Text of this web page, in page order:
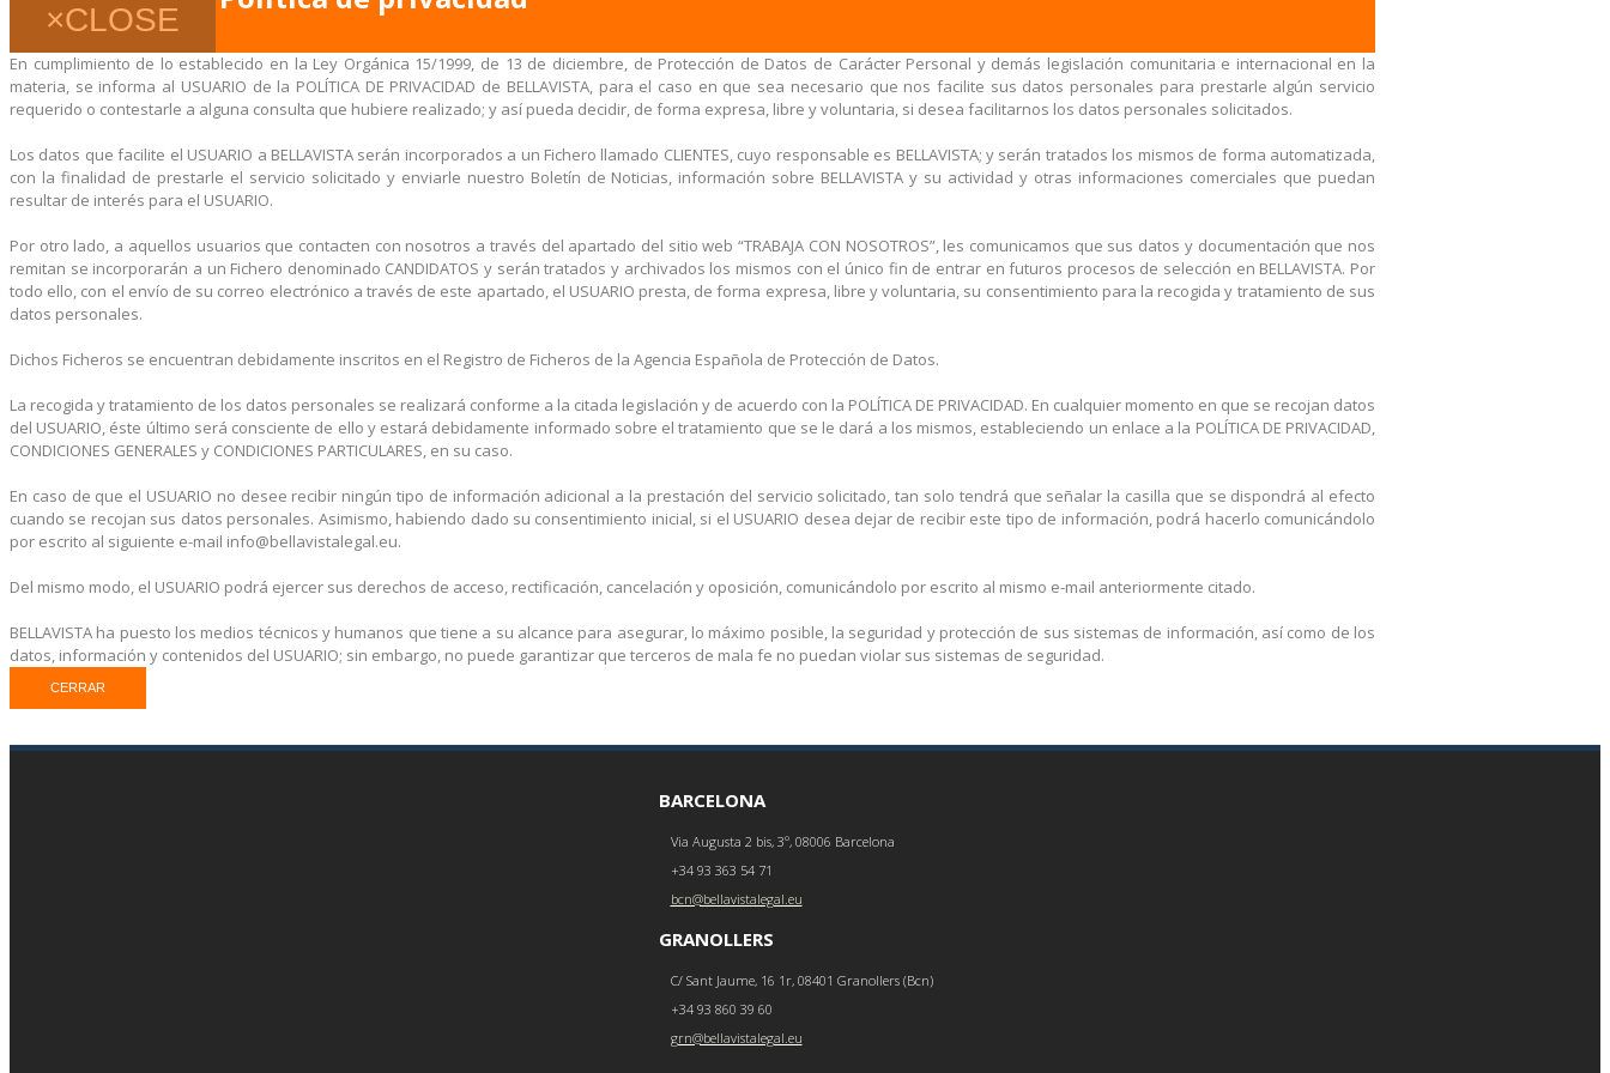
×CLOSE
En cumplimiento de lo establecido en la Ley Orgánica 15/1999, de 13 de diciembre, de Protección de Datos de Carácter Personal y demás legislación comunitaria e internacional en la
materia, se informa al USUARIO de la POLÍTICA DE PRIVACIDAD de BELLAVISTA, para el caso en que sea necesario que nos facilite sus datos personales para prestarle algún servicio
requerido o contestarle a alguna consulta que hubiere realizado; y así pueda decidir, de forma expresa, libre y voluntaria, si desea facilitarnos los datos personales solicitados.
Los datos que facilite el USUARIO a BELLAVISTA serán incorporados a un Fichero llamado CLIENTES, cuyo responsable es BELLAVISTA; y serán tratados los mismos de forma automatizada,
con la finalidad de prestarle el servicio solicitado y enviarle nuestro Boletín de Noticias, información sobre BELLAVISTA y su actividad y otras informaciones comerciales que puedan
resultar de interés para el USUARIO.
Por otro lado, a aquellos usuarios que contacten con nosotros a través del apartado del sitio web “TRABAJA CON NOSOTROS”, les comunicamos que sus datos y documentación que nos
remitan se incorporarán a un Fichero denominado CANDIDATOS y serán tratados y archivados los mismos con el único fin de entrar en futuros procesos de selección en BELLAVISTA. Por
todo ello, con el envío de su correo electrónico a través de este apartado, el USUARIO presta, de forma expresa, libre y voluntaria, su consentimiento para la recogida y tratamiento de sus
datos personales.
Dichos Ficheros se encuentran debidamente inscritos en el Registro de Ficheros de la Agencia Española de Protección de Datos.
La recogida y tratamiento de los datos personales se realizará conforme a la citada legislación y de acuerdo con la POLÍTICA DE PRIVACIDAD. En cualquier momento en que se recojan datos
del USUARIO, éste último será consciente de ello y estará debidamente informado sobre el tratamiento que se le dará a los mismos, estableciendo un enlace a la POLÍTICA DE PRIVACIDAD,
CONDICIONES GENERALES y CONDICIONES PARTICULARES, en su caso.
En caso de que el USUARIO no desee recibir ningún tipo de información adicional a la prestación del servicio solicitado, tan solo tendrá que señalar la casilla que se dispondrá al efecto
cuando se recojan sus datos personales. Asimismo, habiendo dado su consentimiento inicial, si el USUARIO desea dejar de recibir este tipo de información, podrá hacerlo comunicándolo
por escrito al siguiente e-mail info@bellavistalegal.eu.
Del mismo modo, el USUARIO podrá ejercer sus derechos de acceso, rectificación, cancelación y oposición, comunicándolo por escrito al mismo e-mail anteriormente citado.
BELLAVISTA ha puesto los medios técnicos y humanos que tiene a su alcance para asegurar, lo máximo posible, la seguridad y protección de sus sistemas de información, así como de los
datos, información y contenidos del USUARIO; sin embargo, no puede garantizar que terceros de mala fe no puedan violar sus sistemas de seguridad.
CERRAR
BARCELONA
Via Augusta 2 bis, 3º, 08006 Barcelona
+34 93 363 54 71
bcn@bellavistalegal.eu
GRANOLLERS
C/ Sant Jaume, 16 1r, 08401 Granollers (Bcn)
+34 93 860 39 60
grn@bellavistalegal.eu